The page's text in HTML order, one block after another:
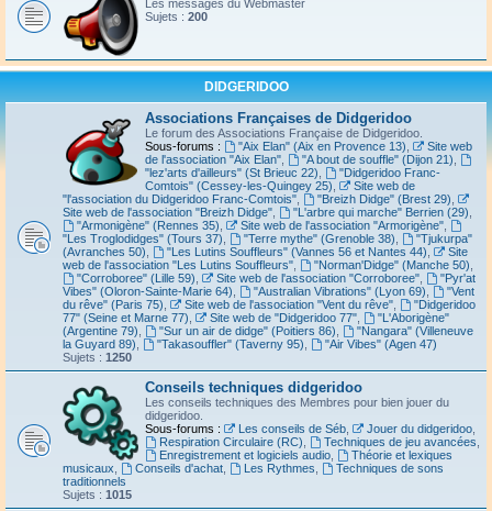
Les messages du Webmaster
Sujets : 200
DIDGERIDOO
Associations Françaises de Didgeridoo
Le forum des Associations Française de Didgeridoo.
Sous-forums :
"Aix Elan" (Aix en Provence 13)
Site web
de l'association "Aix Elan"
"A bout de souffle" (Dijon 21)
"lez'arts d'ailleurs" (St Brieuc 22)
"Didgeridoo Franc-
Comtois" (Cessey-les-Quingey 25)
Site web de
"l'association du Didgeridoo Franc-Comtois"
"Breizh Didge" (Brest 29)
Site web de l'association "Breizh Didge"
"L'arbre qui marche" Berrien (29)
"Armonigène" (Rennes 35)
Site web de l'association "Armorigène",
"Les Troglodidges" (Tours 37)
"Terre mythe" (Grenoble 38)
"Tjukurpa"
(Avranches 50)
"Les Lutins Souffleurs" (Vannes 56 et Nantes 44)
Site
web de l'association "Les Lutins Souffleurs"
"Norman'Didge" (Manche 50)
"Corroboree" (Lille 59)
Site web de l'association "Corroboree",
"Pyr'at
Vibes" (Oloron-Sainte-Marie 64)
"Australian Vibrations" (Lyon 69)
"Vent
du rêve" (Paris 75)
Site web de l'association "Vent du rêve",
"Didgeridoo
77" (Seine et Marne 77)
Site web de "Didgeridoo 77",
"L'Aborigène"
(Argentine 79)
"Sur un air de didge" (Poitiers 86)
"Nangara" (Villeneuve
la Guyard 89)
"Takasouffler" (Taverny 95)
"Air Vibes" (Agen 47)
Sujets : 1250
Conseils techniques didgeridoo
Les conseils techniques des Membres pour bien jouer du
didgeridoo.
Sous-forums :
Les conseils de Séb, Jouer du didgeridoo,
Respiration Circulaire (RC)
Techniques de jeu avancées
Enregistrement et logiciels audio,
Théorie et lexiques
musicaux
Conseils d'achat, Les Rythmes
Techniques de sons
traditionnels
Sujets : 1015